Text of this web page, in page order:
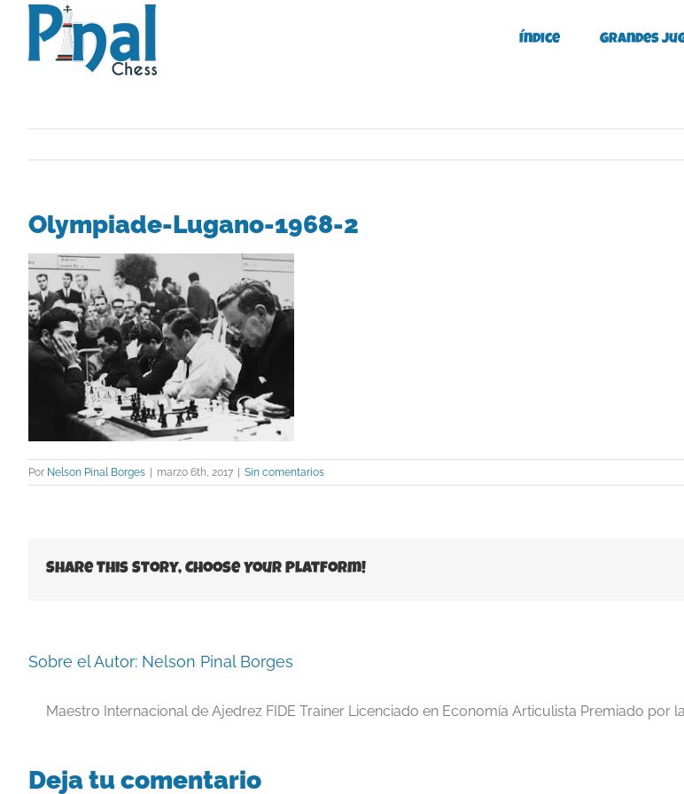
Saltar
contenido
Índice Grandes
Olympiade-Lugano-1968-2
Por Nelson Pinal Borges | marzo 6th, 2017 | Sin comentarios
Share This Story, Choose Your Platform!
Sobre el Autor: Nelson Pinal Borges
Maestro Internacional de Ajedrez FIDE Trainer Licenciado en Economía Articulista Premiado por
Deja tu comentario